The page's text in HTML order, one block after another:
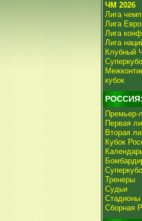
ЧМ 2026
Лига
Лига
Лига
Лига
Клубный
кубок
РОССИЯ:
Премьер-
Первая
Вторая
Кубок
Тренеры
Судьи
Стадионы
Сборная